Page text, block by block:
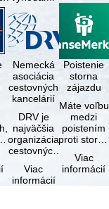
Nemecká
asociácia
cestovných
kancelárií
DRV je
najväčšia
organizácia
cestovných
organizátorov
zájazdov v …
Viac
informácií
Poistenie
storna
zájazdu
Máte voľbu
medzi
poistením
proti stornu
cestovným
Viac
informácií